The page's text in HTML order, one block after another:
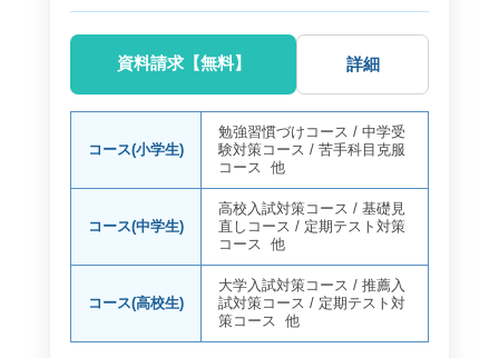
資料請求【無料】 詳細
コース(小学生)
勉強習慣づけコース /中学受
験対策コース /苦手科目克服
コース 他
コース(中学生)
高校入試対策コース /基礎見
直しコース /定期テスト対策
コース 他
コース(高校生)
大学入試対策コース /推薦入
試対策コース /定期テスト対
策コース 他